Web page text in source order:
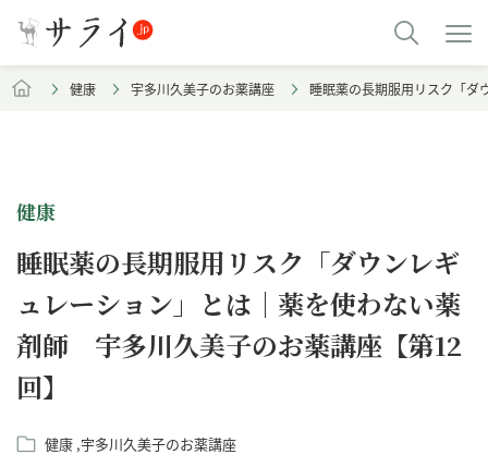
健康 宇多川久美子のお薬講座 睡眠薬の長期服用リスク「
健康
睡眠薬の長期服用リスク「ダウンレギ
ュレーション」とは｜薬を使わない薬
剤師 宇多川久美子のお薬講座【第12
回】
健康 宇多川久美子のお薬講座